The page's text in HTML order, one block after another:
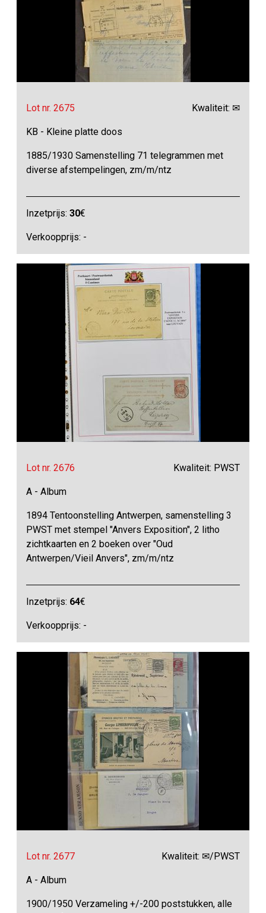
Lot nr. 2675 Kwaliteit: ✉
KB - Kleine platte doos
1885/1930 Samenstelling 71 telegrammen met
diverse afstempelingen, zm/m/ntz
Inzetprijs:30€
Verkoopprijs: -
Lot nr. 2676 Kwaliteit: PWST
A - Album
1894 Tentoonstelling Antwerpen, samenstelling 3
PWST met stempel "Anvers Exposition", 2 litho
zichtkaarten en 2 boeken over "Oud
Antwerpen/Vieil Anvers", zm/m/ntz
Inzetprijs: 64€
Verkoopprijs: -
Lot nr. 2677 Kwaliteit: ✉/PWST
A - Album
1900/1950 Verzameling +/-200 poststukken, alle